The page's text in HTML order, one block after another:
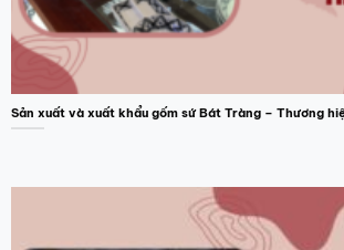
Sản xuất và xuất khẩu gốm sứ Bát Tràng – Thương